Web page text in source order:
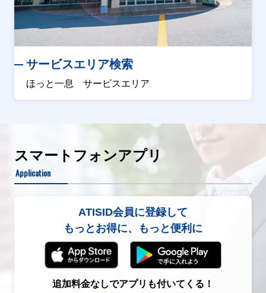
サービスエリア検索
ほっと一息 サービスエリア
スマートフォンアプリ
Application
ATISID会員に登録して
もっとお得に、もっと便利に
追加料金なしでアプリも付いてくる！